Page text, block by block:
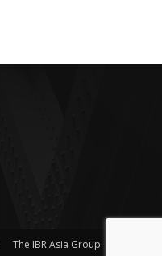
The IBR Asia Group